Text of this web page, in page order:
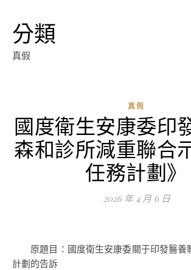
分類
真假
真假
國度衛生安康委印
森和診所減重聯合
任務計劃》
2026 年 4 月 6 日
原題目：國度衛生安康委關于印發醫養
計劃的告訴